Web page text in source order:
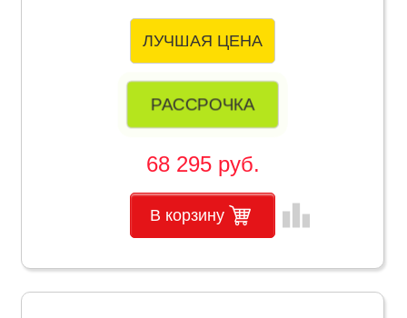
ЛУЧШАЯ ЦЕНА
РАССРОЧКА
68 295 руб.
В корзину leaderboard